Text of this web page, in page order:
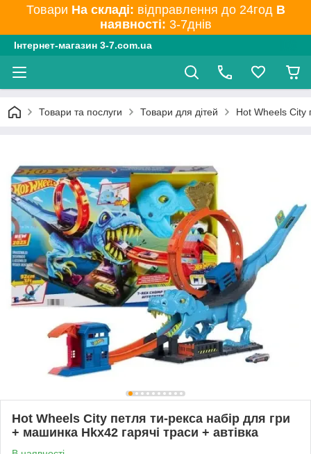
Товари На складі: відправлення до 24год В
наявності: 3-7днів
Інтернет-магазин 3-7.com.ua
Товари та послуги Товари для дітей Hot Wheels City
Hot Wheels City петля ти-рекса набір для гри
+ машинка Hkx42 гарячі траси + автівка